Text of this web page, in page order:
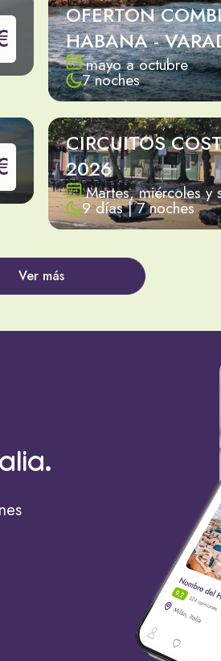
OFERTON
HABANA -
mayo a octubre
7 noches
CIRCUITOS
2026
Martes, miércoles y
9 días | 7 noches
Ver más